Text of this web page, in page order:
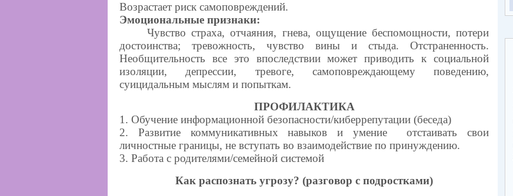
Возрастает риск самоповреждений.
Эмоциональные признаки:
Чувство страха, отчаяния, гнева, ощущение беспомощности, потери
достоинства; тревожность, чувство вины и стыда. Отстраненность.
Необщительность все это впоследствии может приводить к социальной
изоляции, депрессии, тревоге, самоповреждающему поведению,
суицидальным мыслям и попыткам.
ПРОФИЛАКТИКА
1. Обучение информационной безопасности/киберрепутации (беседа)
2. Развитие коммуникативных навыков и умение отстаивать свои
личностные границы, не вступать во взаимодействие по принуждению.
3. Работа с родителями/семейной системой
Как распознать угрозу? (разговор с подростками)